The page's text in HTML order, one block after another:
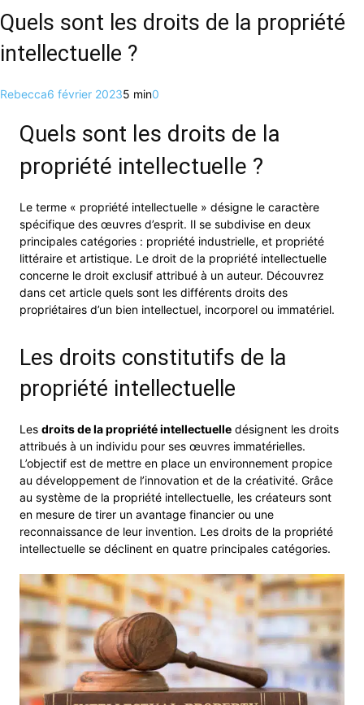
Quels sont les droits de la propriété
intellectuelle ?
Rebecca6 février 20235 min0
Quels sont les droits de la
propriété intellectuelle ?
Le terme « propriété intellectuelle » désigne le caractère
spécifique des œuvres d’esprit. Il se subdivise en deux
principales catégories : propriété industrielle, et propriété
littéraire et artistique. Le droit de la propriété intellectuelle
concerne le droit exclusif attribué à un auteur. Découvrez
dans cet article quels sont les différents droits des
propriétaires d’un bien intellectuel, incorporel ou immatériel.
Les droits constitutifs de la
propriété intellectuelle
Les droits de la propriété intellectuelle désignent les droits
attribués à un individu pour ses œuvres immatérielles.
L’objectif est de mettre en place un environnement propice
au développement de l’innovation et de la créativité. Grâce
au système de la propriété intellectuelle, les créateurs sont
en mesure de tirer un avantage financier ou une
reconnaissance de leur invention. Les droits de la propriété
intellectuelle se déclinent en quatre principales catégories.